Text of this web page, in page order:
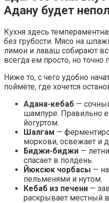
Адану будет
Кухня здесь
без грубости. Мясо на
лимон и лаваш собирают
всегда ем просто, но точно
Ниже то, с чего удобно
поймёте, где хочется
Адана-кебаб —
шампуре. Правильно
йогуртом.
Шалгам —
моркови, освежает и
Биджи-биджи —
спасает в полдень.
Йюксюк чорбасы —
пельменями и нутом.
Кебаб из печени —
раскрывает местный